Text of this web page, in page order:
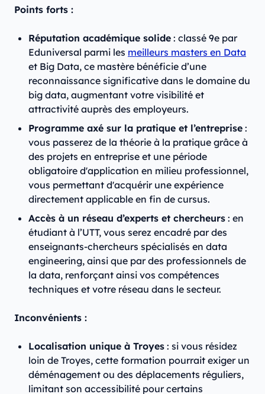
Points forts :
Réputation académique solide : classé 9e par
Eduniversal parmi les meilleurs masters en Data
et Big Data, ce mastère bénéficie d’une
reconnaissance significative dans le domaine du
big data, augmentant votre visibilité et
attractivité auprès des employeurs.
Programme axé sur la pratique et l’entreprise :
vous passerez de la théorie à la pratique grâce à
des projets en entreprise et une période
obligatoire d'application en milieu professionnel,
vous permettant d'acquérir une expérience
directement applicable en fin de cursus.
Accès à un réseau d’experts et chercheurs : en
étudiant à l’UTT, vous serez encadré par des
enseignants-chercheurs spécialisés en data
engineering, ainsi que par des professionnels de
la data, renforçant ainsi vos compétences
techniques et votre réseau dans le secteur.
Inconvénients :
Localisation unique à Troyes : si vous résidez
loin de Troyes, cette formation pourrait exiger un
déménagement ou des déplacements réguliers,
limitant son accessibilité pour certains